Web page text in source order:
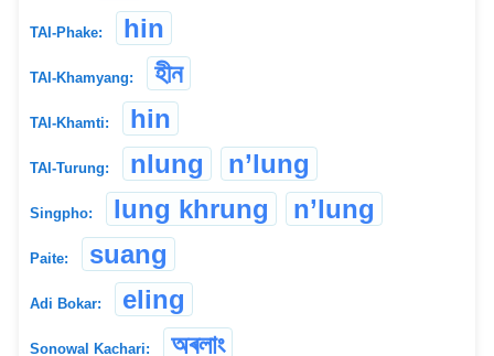
TAI-Phake: hin
TAI-Khamyang: হীন
TAI-Khamti: hin
TAI-Turung: nlung n’lung
Singpho: lung khrung n’lung
Paite: suang
Adi Bokar: eling
Sonowal Kachari: অৰলাং